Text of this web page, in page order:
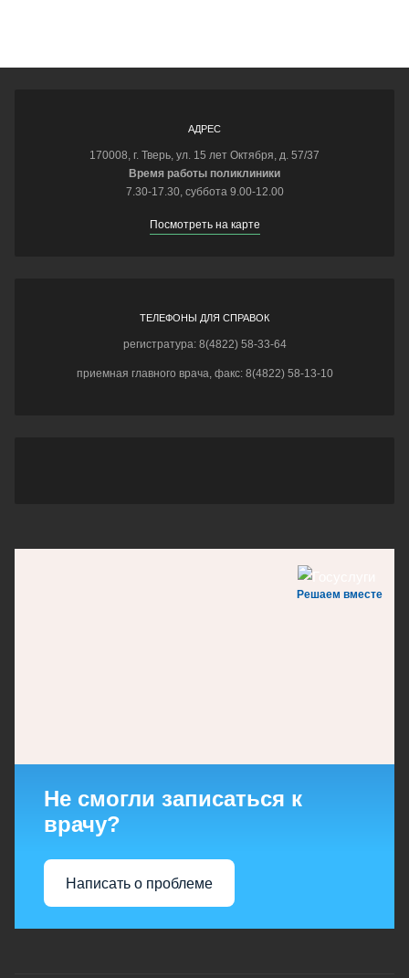
АДРЕС
170008, г. Тверь, ул. 15 лет Октября, д. 57/37
Время работы поликлиники
7.30-17.30, суббота 9.00-12.00
Посмотреть на карте
ТЕЛЕФОНЫ ДЛЯ СПРАВОК
регистратура: 8(4822) 58-33-64
приемная главного врача, факс: 8(4822) 58-13-10
Решаем вместе
Не смогли записаться к
врачу?
Написать о проблеме